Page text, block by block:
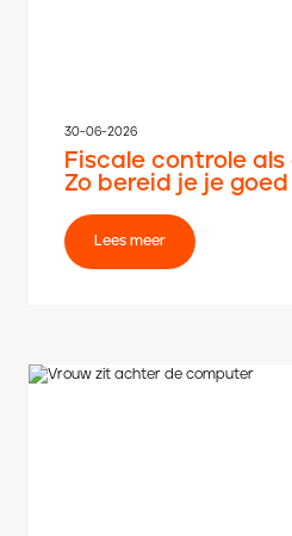
30-06-2026
Fiscale controle
Zo bereid je je
Lees meer